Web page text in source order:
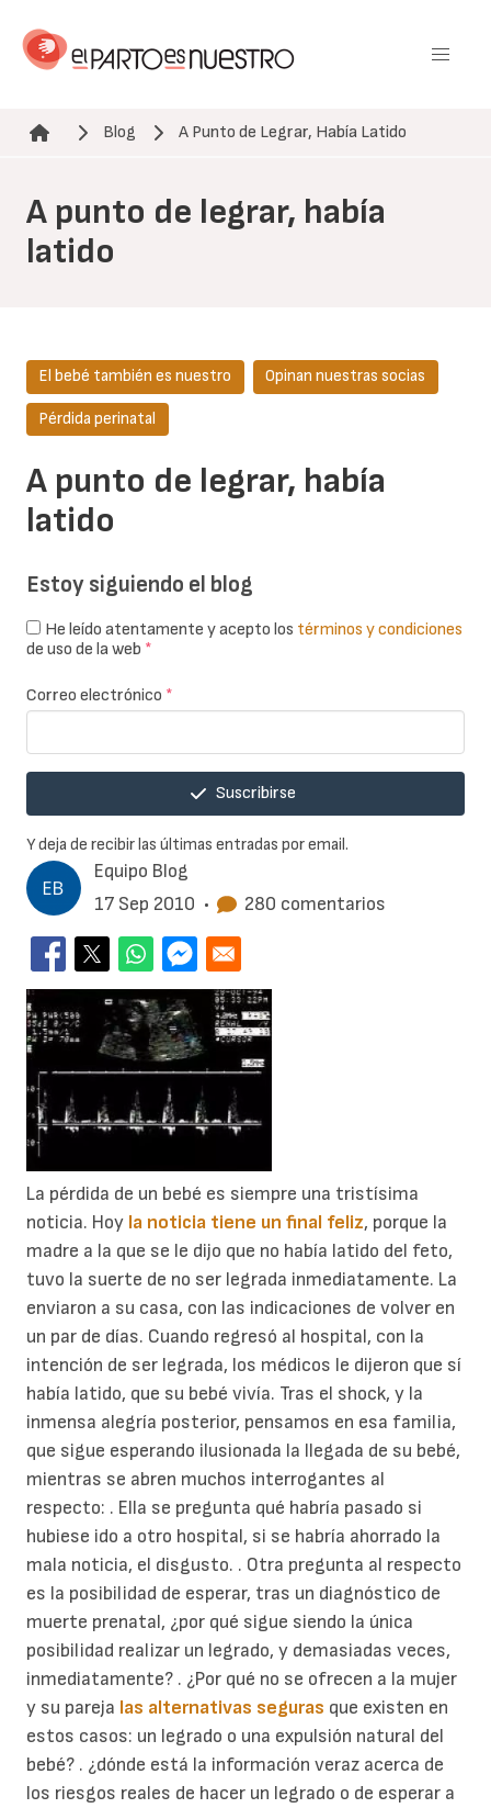
contenido
Ruta de navegación
Blog A Punto de Legrar, Había Latido
A punto de legrar, había
latido
Equipo Blog
17 Sep 2010 • 280 comentarios
A punto de legrar, había
latido
El bebé también es nuestro Opinan nuestras socias
Pérdida perinatal
La pérdida de un bebé es siempre una tristísima
noticia. Hoy la noticia tiene un final feliz, porque la
madre a la que se le dijo que no había latido del feto,
tuvo la suerte de no ser legrada inmediatamente. La
enviaron a su casa, con las indicaciones de volver en
un par de días. Cuando regresó al hospital, con la
intención de ser legrada, los médicos le dijeron que sí
había latido, que su bebé vivía. Tras el shock, y la
inmensa alegría posterior, pensamos en esa familia,
que sigue esperando ilusionada la llegada de su bebé,
mientras se abren muchos interrogantes al
respecto: . Ella se pregunta qué habría pasado si
hubiese ido a otro hospital, si se habría ahorrado la
mala noticia, el disgusto. . Otra pregunta al respecto
es la posibilidad de esperar, tras un diagnóstico de
muerte prenatal, ¿por qué sigue siendo la única
posibilidad realizar un legrado, y demasiadas veces,
inmediatamente? . ¿Por qué no se ofrecen a la mujer
y su pareja las alternativas seguras que existen en
estos casos: un legrado o una expulsión natural del
bebé? . ¿dónde está la información veraz acerca de
los riesgos reales de hacer un legrado o de esperar a
Estoy siguiendo el blog
He leído atentamente y acepto los términos y condiciones
de uso de la web *
Correo electrónico *
Suscribirse
Y deja de recibir las últimas entradas por email.